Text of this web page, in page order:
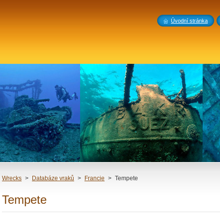
Wrecks > Databáze vraků > Francie > Tempete
Tempete
Úvodní stránka